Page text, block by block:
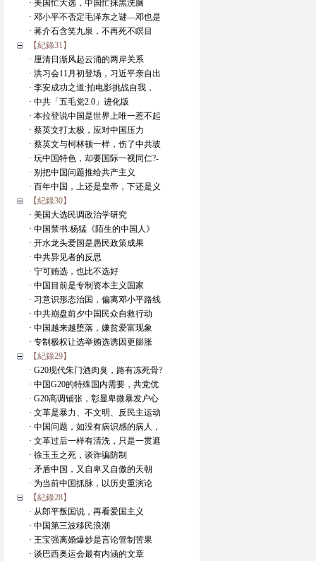
· 美国忙大选，中国忙抹黑洗脑
· 邓小平不否定毛泽东之谜—邓也是
· 蒋介石含笑九泉，不再死不瞑目
【紀錄31】
· 厘清日渐风起云涌的两岸关系
· 洪习会11月初登场，习近平亲自出
· 李安成功之道:拍电影挑战自我，
· 中共「五毛党2.0」进化版
· 本拉登说中国是世界上唯一惹不起
· 蔡英文打太极，应对中国压力
· 蔡英文与柯林顿一样，伤了中共玻
· 玩中国特色，却要国际一视同仁?-
· 别把中国问题推给共产主义
· 百年中国，上还是皇帝，下还是义
【紀錄30】
· 美国大选民调政治学研究
· 中国禁书:杨猛《陌生的中国人》
· 开水龙头爱国是愚民政策成果
· 中共异见者的反思
· 宁可贿选，也比不选好
· 中国目前是专制资本主义国家
· 习意识形态治国，偏离邓小平路线
· 中共崩盘前夕中国民众自救行动
· 中国越来越堕落，嫌贫爱富现象
· 专制极权让选举贿选诱因更膨胀
【紀錄29】
· G20现代朱门酒肉臭，路有冻死骨?
· 中国G20的特殊国内需要，共党优
· G20高调铺张，彰显卑微暴发户心
· 文革是暴力、不文明、反民主运动
· 中国问题，如没有病识感的病人，
· 文革过后一样有清洗，只是一贯遮
· 徐玉玉之死，谈诈骗防制
· 矛盾中国，又自卑又自傲的天朝
· 为当前中国抓脉，以历史重演论
【紀錄28】
· 从郎平叛国说，再看爱国主义
· 中国第三波移民浪潮
· 王宝强离婚爆炒是言论管制苦果
· 谈巴西奥运会最有内涵的文章